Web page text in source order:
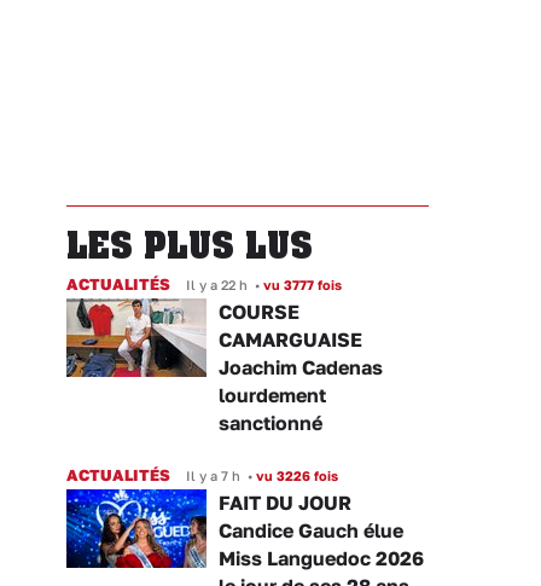
LES PLUS LUS
ACTUALITÉS Il y a 22 h • vu 3777 fois
COURSE
CAMARGUAISE
Joachim Cadenas
lourdement
sanctionné
ACTUALITÉS Il y a 7 h • vu 3226 fois
FAIT DU JOUR
Candice Gauch élue
Miss Languedoc 2026